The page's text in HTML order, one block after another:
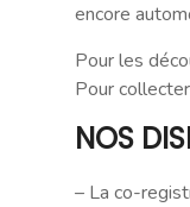
encore
Pour les
Pour
NOS
– La co-